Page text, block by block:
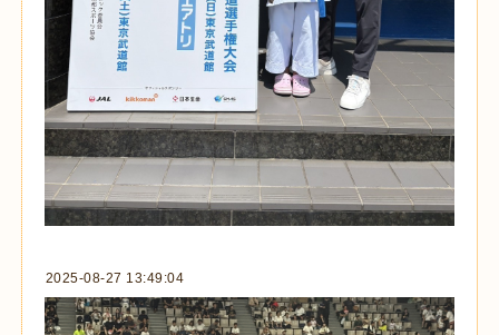
2025-08-27 13:49:04